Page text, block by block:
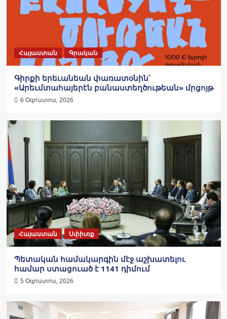
Հայաստան Գրական
Գիրքի երեւանեան փառատօնին՝
«Արեւմտահայերէն բանաստեղծութեան» մրցոյթ
6 Օգոստոս, 2026
Հայաստան Սփիւռք
Պետական համակարգին մէջ աշխատելու
համար ստացուած է 1141 դիմում
5 Օգոստոս, 2026